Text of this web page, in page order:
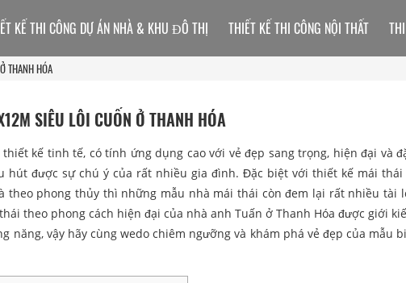
THANH HÓA
SIÊU LÔI CUỐN Ở THANH HÓA
kế tinh tế, có tính ứng dụng cao với vẻ đẹp sang trọng, hiện đại và
được sự chú ý của rất nhiều gia đình. Đặc biệt với thiết kế mái thái
phong thủy thì những mẫu nhà mái thái còn đem lại rất nhiều tài
theo phong cách hiện đại của nhà anh Tuấn ở Thanh Hóa được giới
năng, vậy hãy cùng wedo chiêm ngưỡng và khám phá vẻ đẹp của mẫu
KẾ THI CÔNG DỰ ÁN NHÀ & KHU ĐÔ THỊ THIẾT KẾ THI CÔNG NỘI THẤT